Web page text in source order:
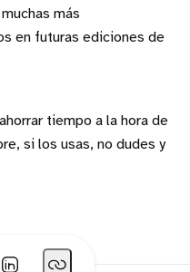
más
en futuras ediciones de
tiempo a la hora de
si los usas, no dudes y